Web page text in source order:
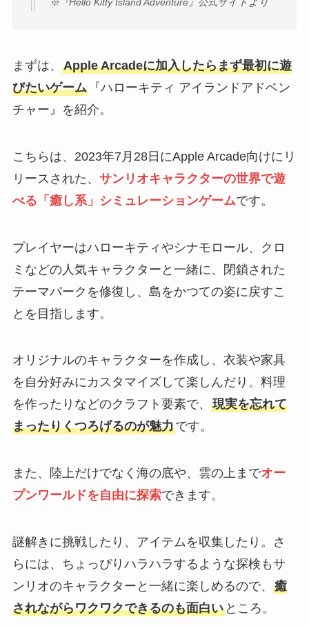
※『Hello Kitty Island Adventure』公式サイトより
まずは、 Apple Arcadeに加入したらまず最初に遊
びたいゲーム『ハローキティ アイランドアドベン
チャー』を紹介。
こちらは、2023年7月28日にApple Arcade向けにリ
リースされた、 サンリオキャラクターの世界で遊
べる「癒し系」シミュレーションゲームです。
プレイヤーはハローキティやシナモロール、クロ
ミなどの人気キャラクターと一緒に、閉鎖された
テーマパークを修復し、島をかつての姿に戻すこ
とを目指します。
オリジナルのキャラクターを作成し、衣装や家具
を自分好みにカスタマイズして楽しんだり。料理
を作ったりなどのクラフト要素で、 現実を忘れて
まったりくつろげるのが魅力です。
また、陸上だけでなく海の底や、雲の上までオー
プンワールドを自由に探索できます。
謎解きに挑戦したり、アイテムを収集したり。さ
らには、ちょっぴりハラハラするような探検もサ
ンリオのキャラクターと一緒に楽しめるので、 癒
されながらワクワクできるのも面白いところ。